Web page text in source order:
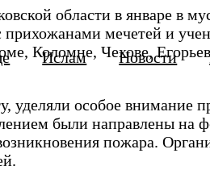
Ислам Новости
области в январе в
мечетей и
Коломне, Чехове,
уделяли особое внимание
были направлены на
пожара.